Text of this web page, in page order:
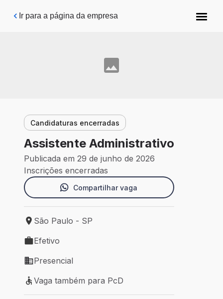
Pular para o conteúdo principal
Ir para a página da empresa
Candidaturas encerradas
Assistente Administrativo
Publicada em 29 de junho de 2026
Inscrições encerradas
Compartilhar vaga
Local de trabalho: São Paulo - SP
São Paulo - SP
Tipo de vaga: Efetivo
Efetivo
Modelo de trabalho: Presencial
Presencial
Vaga também para PcD
Vaga também para PcD